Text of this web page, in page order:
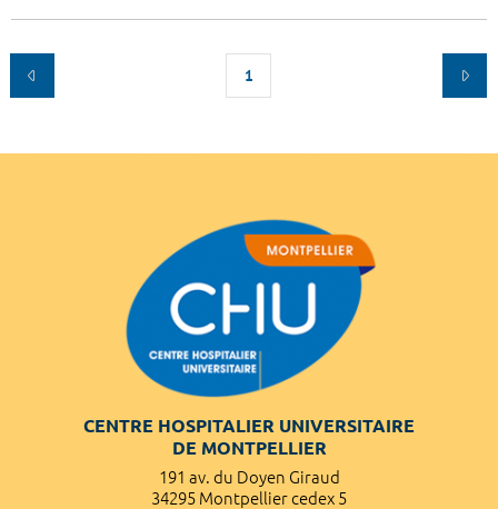
1
CENTRE HOSPITALIER UNIVERSITAIRE
DE MONTPELLIER
191 av. du Doyen Giraud
34295 Montpellier cedex 5